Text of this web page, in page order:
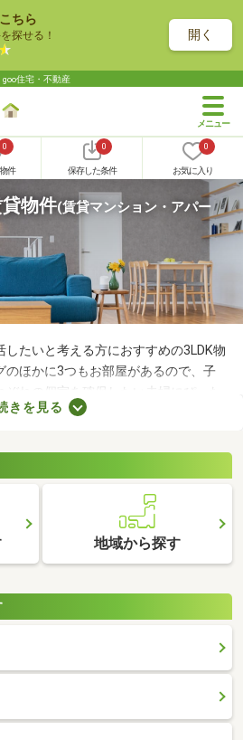
ちら
探せる！ 開く
goo住宅・不動産
0
件
0
保存した条件
0
お気に入り
物件(賃貸マンション・アパー
たいと考える方におすすめの3LDK物
のほかに3つもお部屋があるので、子
ぞれの個室を確保したい夫婦にぴった
設備を用意しているところもあるの
きを見る
地域から探す